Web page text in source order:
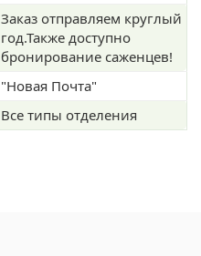
Заказ отправляем круглый
год.Также доступно
бронирование саженцев!
"Новая Почта"
Все типы отделения